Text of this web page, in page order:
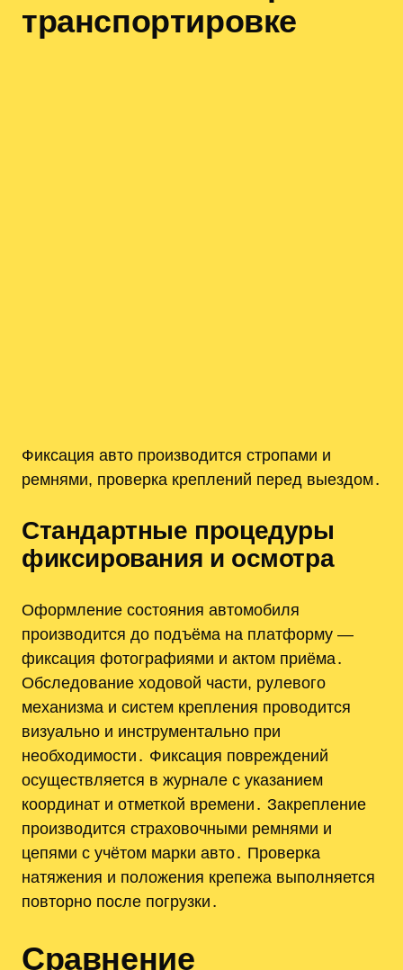
транспортировке
Фиксация авто производится стропами и
ремнями, проверка креплений перед выездом․
Стандартные процедуры
фиксирования и осмотра
Оформление состояния автомобиля
производится до подъёма на платформу —
фиксация фотографиями и актом приёма․
Обследование ходовой части, рулевого
механизма и систем крепления проводится
визуально и инструментально при
необходимости․ Фиксация повреждений
осуществляется в журнале с указанием
координат и отметкой времени․ Закрепление
производится страховочными ремнями и
цепями с учётом марки авто․ Проверка
натяжения и положения крепежа выполняется
повторно после погрузки․
Сравнение